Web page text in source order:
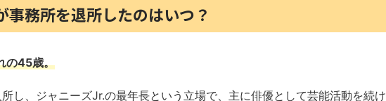
務所を退所したのはいつ？
の45歳。
し、ジャニーズJr.の最年長という立場で、主に俳優として芸能活動を続け